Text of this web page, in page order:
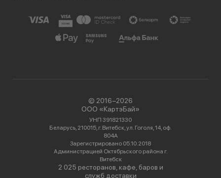
© 2016−2026
ООО «КартэБай»
УНП 391821330
Беларусь, 210015, г. Витебск, ул. Гоголя, 14, оф.
804А
Зарегистрировано 05.10.2018
Администрацией Октябрьского района г.
Витебск
2 025 ресторанов, кафе, баров и
служб доставки